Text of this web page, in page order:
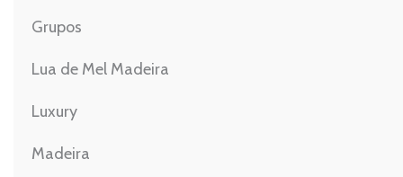
Grupos
Lua de Mel Madeira
Luxury
Madeira